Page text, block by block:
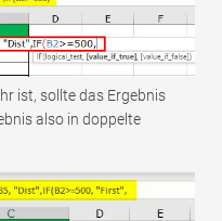
ist, sollte das Ergebnis
also in doppelte